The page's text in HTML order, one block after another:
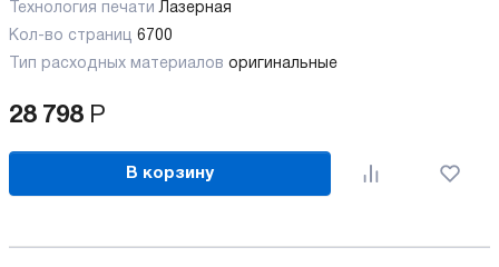
Технология печатиЛазерная
Кол-во страниц 6700
Тип расходных материалов оригинальные
28 798 Р
В корзину